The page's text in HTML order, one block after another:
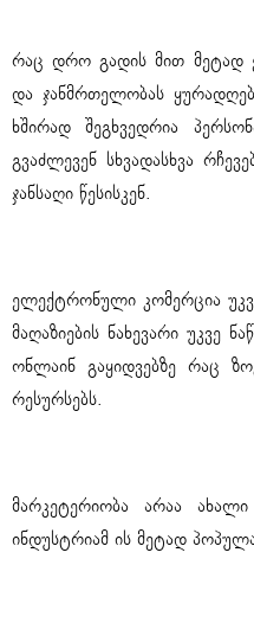
რაც დრო გადის მით მეტად
და ჯანმრთელობას
ხშირად შეგხვედრია
გვაძლევენ სხვადასხვა
ჯანსაღი წესისკენ.
ელექტრონული კომერცია
მაღაზიების ნახევარი უკვე
ონლაინ გაყიდვებზე რაც
რესურსებს.
მარკეტერიობა არაა
ინდუსტრიამ ის მეტად